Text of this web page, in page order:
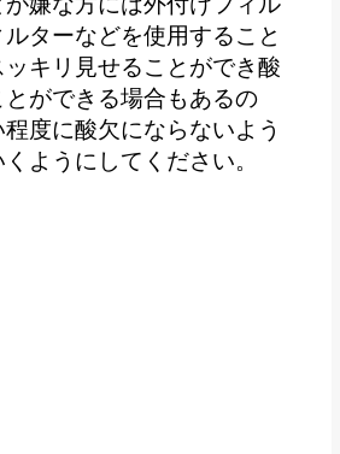
ターなどを使用すること
キリ見せることができ酸
ができる場合もあるの
度に酸欠にならないよう
ようにしてください。